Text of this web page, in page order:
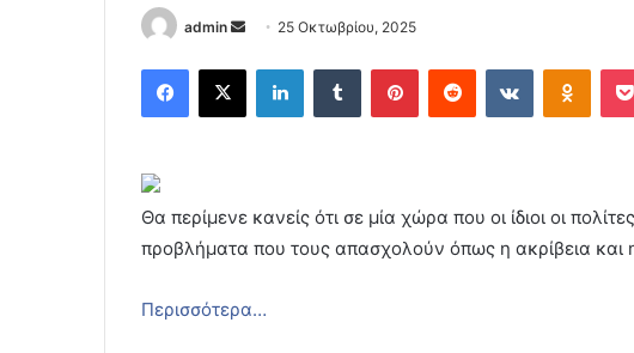
admin
Send
email
25 Οκτωβρίου, 2025
Facebook
X LinkedInTumblr PinterestReddit VKontakte
Θα περίμενε κανείς ότι σε μία χώρα που οι ίδιοι οι
προβλήματα που τους απασχολούν όπως η ακρίβεια και
Περισσότερα…